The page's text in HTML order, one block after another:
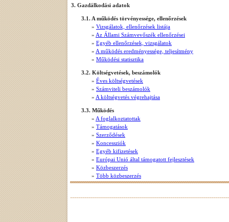
3. Gazdálkodási adatok
3.1. A működés törvényessége, ellenőrzések
» Vizsgálatok, ellenőrzések listája
» Az Állami Számvevőszék ellenőrzései
» Egyéb ellenőrzések, vizsgálatok
» A működés eredményessége, teljesítmény
» Működési statisztika
3.2. Költségvetések, beszámolók
» Éves költségvetések
» Számviteli beszámolók
» A költségvetés végrehajtása
3.3. Működés
» A foglalkoztatottak
» Támogatások
» Szerződések
» Koncessziók
» Egyéb kifizetések
» Európai Unió által támogatott fejlesztések
» Közbeszerzés
» Több közbeszerzés